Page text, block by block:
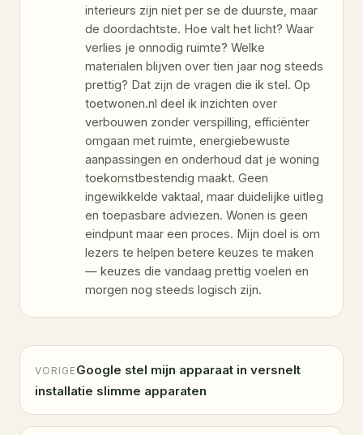
interieurs zijn niet per se de duurste, maar
de doordachtste. Hoe valt het licht? Waar
verlies je onnodig ruimte? Welke
materialen blijven over tien jaar nog steeds
prettig? Dat zijn de vragen die ik stel. Op
toetwonen.nl deel ik inzichten over
verbouwen zonder verspilling, efficiënter
omgaan met ruimte, energiebewuste
aanpassingen en onderhoud dat je woning
toekomstbestendig maakt. Geen
ingewikkelde vaktaal, maar duidelijke uitleg
en toepasbare adviezen. Wonen is geen
eindpunt maar een proces. Mijn doel is om
lezers te helpen betere keuzes te maken
— keuzes die vandaag prettig voelen en
morgen nog steeds logisch zijn.
VORIGE Google stel mijn apparaat in versnelt
installatie slimme apparaten